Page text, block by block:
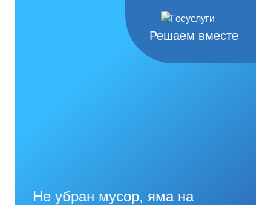
Решаем вместе
Не убран мусор, яма на